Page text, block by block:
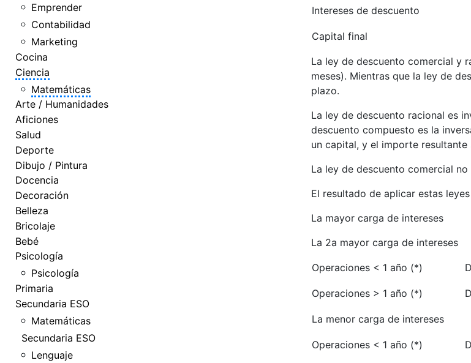
Emprender
Contabilidad
Marketing
Cocina
Ciencia
Matemáticas
Arte / Humanidades
Aficiones
Salud
Deporte
Dibujo / Pintura
Docencia
Decoración
Belleza
Bricolaje
Bebé
Psicología
Psicología
Primaria
Secundaria ESO
Matemáticas
Secundaria ESO
Lenguaje
Intereses de descuento
Capital final
La ley de descuento comercial y
meses). Mientras que la ley de
plazo.
La ley de descuento racional es
descuento compuesto es la
un capital, y el importe
La ley de descuento comercial
El resultado de aplicar estas
La mayor carga de intereses
La 2a mayor carga de intereses
Operaciones < 1 año (*)
Operaciones > 1 año (*)
La menor carga de intereses
Operaciones < 1 año (*)